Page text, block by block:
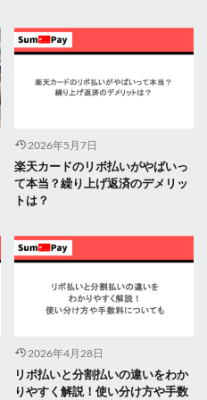
2026年5月7日
楽天カードのリボ払いがやばいっ
て本当？繰り上げ返済のデメリッ
トは？
2026年4月28日
リボ払いと分割払いの違いをわか
りやすく解説！使い分け方や手数